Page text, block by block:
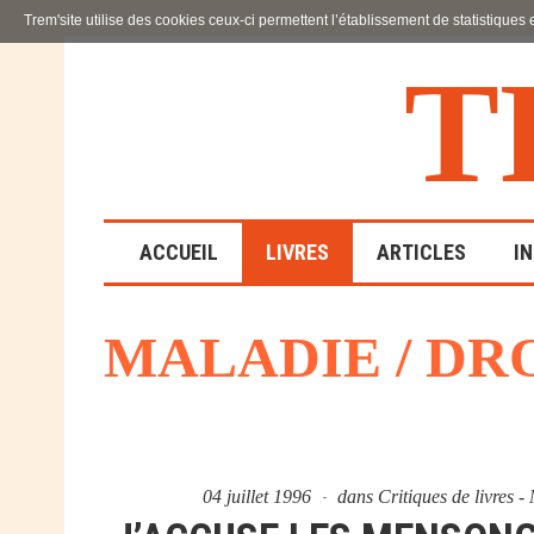
T
ACCUEIL LIVRES
LA FAMILLE
ARTICLES
MALADIE /
04 juillet 1996 dans Critiques de livres -
Trem'site utilise des cookies ceux-ci permettent l’établissement de statistiques